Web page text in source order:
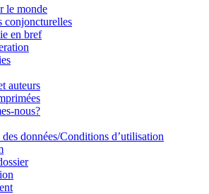
le monde
conjoncturelles
en bref
auteurs
nous?
données/Conditions d’utilisation